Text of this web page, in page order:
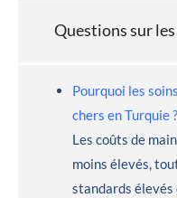
Questions sur
Pourquoi les
chers en Turquie ?
Les coûts de
moins élevés,
standards élevés